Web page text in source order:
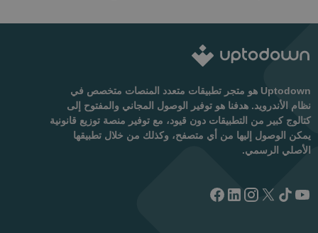
Uptodown هو متجر تطبيقات متعدد المنصات متخصص في
نظام الأندرويد. هدفنا هو توفير الوصول المجاني والمفتوح إلى
كتالوج كبير من التطبيقات دون قيود، مع توفير منصة توزيع قانونية
يمكن الوصول إليها من أي متصفح، وكذلك من خلال تطبيقها
الأصلي الرسمي.